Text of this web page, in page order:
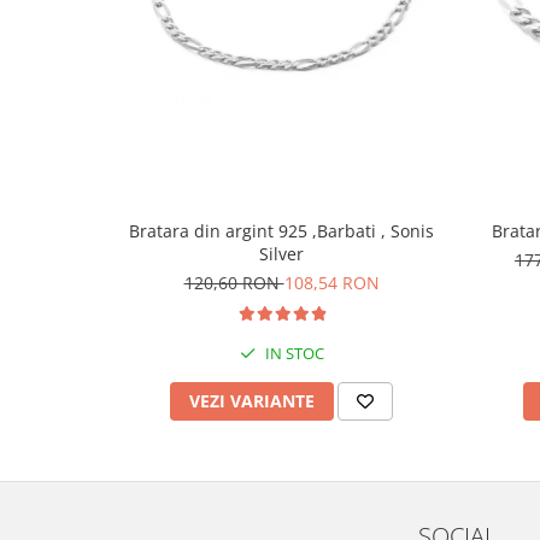
Bratara din argint 925 ,Barbati , Sonis
Silver
120,60 RON108,54 RON
IN STOC
VEZI VARIANTE